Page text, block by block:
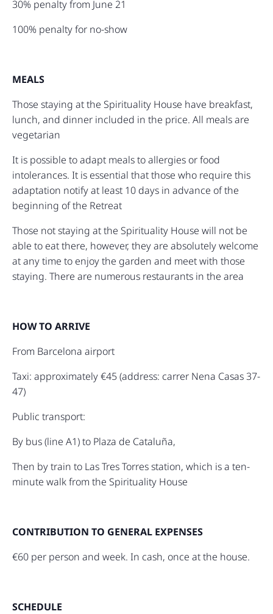
30% penalty from June 21
100% penalty for no-show
MEALS
Those staying at the Spirituality House have breakfast,
lunch, and dinner included in the price. All meals are
vegetarian
It is possible to adapt meals to allergies or food
intolerances. It is essential that those who require this
adaptation notify at least 10 days in advance of the
beginning of the Retreat
Those not staying at the Spirituality House will not be
able to eat there, however, they are absolutely welcome
at any time to enjoy the garden and meet with those
staying. There are numerous restaurants in the area
HOW TO ARRIVE
From Barcelona airport
Taxi: approximately €45 (address: carrer Nena Casas 37-
47)
Public transport:
By bus (line A1) to Plaza de Cataluña,
Then by train to Las Tres Torres station, which is a ten-
minute walk from the Spirituality House
CONTRIBUTION TO GENERAL EXPENSES
€60 per person and week. In cash, once at the house.
SCHEDULE